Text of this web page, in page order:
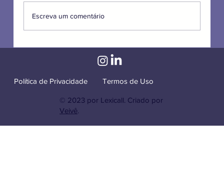
Como Procuradorias e Orgãos
Públicos podem se beneficiar com os
conceitos de Legal Engineering?
Escreva um comentário
© 2023 por Lexicall. Criado por
Veivê
Política de Privacidade Termos de Uso